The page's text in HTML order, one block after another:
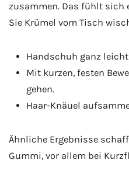
zusammen. Das fühlt sich
Sie Krümel vom Tisch
Handschuh ganz
Mit kurzen, festen
gehen.
Haar-Knäuel
Ähnliche Ergebnisse
Gummi, vor allem bei